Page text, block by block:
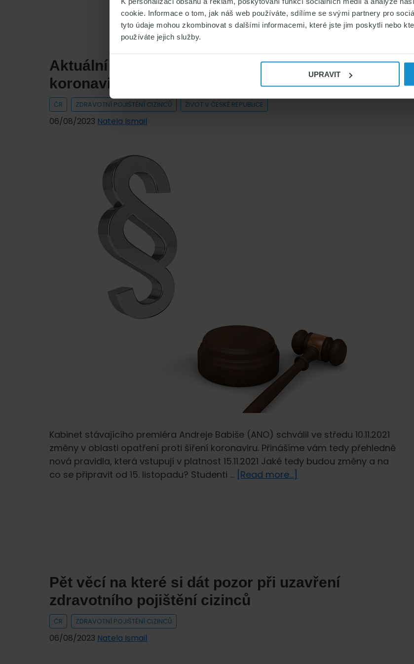
cookie. Informace o tom, jak náš web používáte, sdílíme se svými partnery pro
tyto údaje mohou zkombinovat s dalšími informacemi, které jste jim poskytli nebo
používáte jejich služby.
UPRAVIT
MEDIA
V ČR
Aktuální změny a nařízení v souvislosti s
koronavirovou krizí
ČR ZDRAVOTNÍ POJIŠTĚNÍ CIZINCŮ ŽIVOT V ČESKÉ REPUBLICE
06/08/2023 Natela Ismail
Kabinet stávajícího premiéra Andreje Babiše (ANO) schválil ve středu 10.11.2021
změny v oblasti opatření proti šíření koronaviru. Přinášíme vám tedy přehledně
nová pravidla, která vstupují v platnost 15.11.2021 Jaké tedy budou změny a na
co se připravit od 15. listopadu? Studenti … [Read more...]
koronavirovou
Pět věcí na které si dát pozor při uzavření
zdravotního pojištění cizinců
ČR ZDRAVOTNÍ POJIŠTĚNÍ CIZINCŮ
06/08/2023 Natela Ismail